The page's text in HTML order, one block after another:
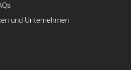
und Unternehmen